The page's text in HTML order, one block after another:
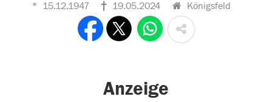
15.12.1947 19.05.2024 Königsfeld
Anzeige